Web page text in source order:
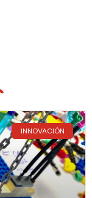
INNOVACIÓN